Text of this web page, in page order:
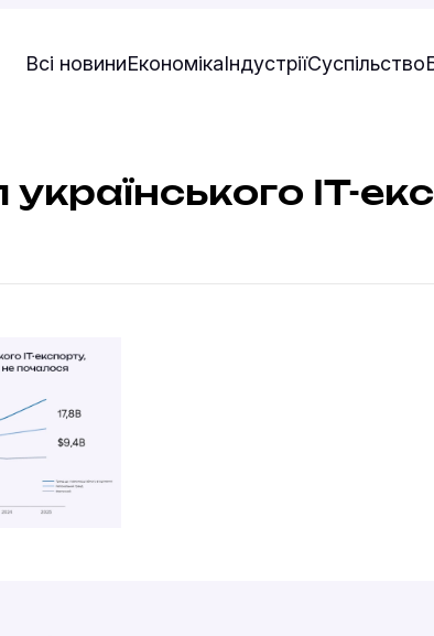
Всі новиниЕкономікаІндустріїСуспільство
українського IT-